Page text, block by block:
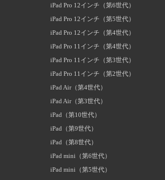
iPad Pro 12インチ（第6世代）
iPad Pro 12インチ（第5世代）
iPad Pro 12インチ（第4世代）
iPad Pro 11インチ（第4世代）
iPad Pro 11インチ（第3世代）
iPad Pro 11インチ（第2世代）
iPad Air（第4世代）
iPad Air（第3世代）
iPad（第10世代）
iPad（第9世代）
iPad（第8世代）
iPad mini（第6世代）
iPad mini（第5世代）